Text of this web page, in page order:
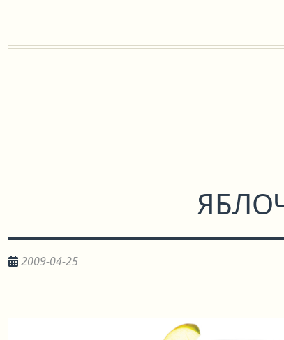
2009-04-25